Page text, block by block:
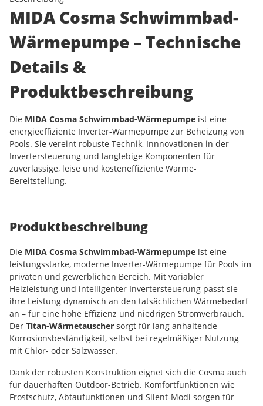
MIDA Cosma Schwimmbad-
Wärmepumpe – Technische
Details &
Produktbeschreibung
Die MIDA Cosma Schwimmbad-Wärmepumpe ist eine
energieeffiziente Inverter-Wärmepumpe zur Beheizung von
Pools. Sie vereint robuste Technik, Innnovationen in der
Invertersteuerung und langlebige Komponenten für
zuverlässige, leise und kosteneffiziente Wärme-
Bereitstellung.
Produktbeschreibung
Die MIDA Cosma Schwimmbad-Wärmepumpe ist eine
leistungsstarke, moderne Inverter-Wärmepumpe für Pools im
privaten und gewerblichen Bereich. Mit variabler
Heizleistung und intelligenter Invertersteuerung passt sie
ihre Leistung dynamisch an den tatsächlichen Wärmebedarf
an – für eine hohe Effizienz und niedrigen Stromverbrauch.
Der Titan-Wärmetauscher sorgt für lang anhaltende
Korrosionsbeständigkeit, selbst bei regelmäßiger Nutzung
mit Chlor- oder Salzwasser.
Dank der robusten Konstruktion eignet sich die Cosma auch
für dauerhaften Outdoor-Betrieb. Komfortfunktionen wie
Frostschutz, Abtaufunktionen und Silent-Modi sorgen für